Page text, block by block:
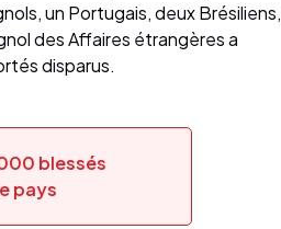
un Portugais, deux Brésiliens,
des Affaires étrangères a
disparus.
blessés
pays